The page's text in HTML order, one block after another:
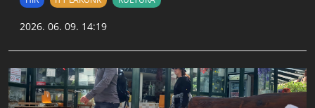
2026. 06. 09. 14:19